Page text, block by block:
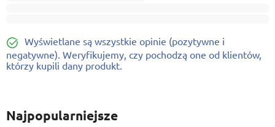
Wyświetlane są wszystkie opinie (pozytywne i
negatywne). Weryfikujemy, czy pochodzą one od klientów,
którzy kupili dany produkt.
Najpopularniejsze